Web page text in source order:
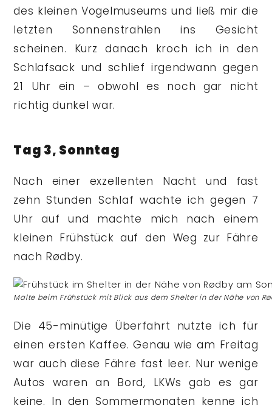
des kleinen Vogelmuseums und ließ mir die
letzten Sonnenstrahlen ins Gesicht
scheinen. Kurz danach kroch ich in den
Schlafsack und schlief irgendwann gegen
21 Uhr ein – obwohl es noch gar nicht
richtig dunkel war.
Tag 3, Sonntag
Nach einer exzellenten Nacht und fast
zehn Stunden Schlaf wachte ich gegen 7
Uhr auf und machte mich nach einem
kleinen Frühstück auf den Weg zur Fähre
nach Rødby.
Malte beim Frühstück mit Blick aus dem Shelter in der Nähe von
Die 45-minütige Überfahrt nutzte ich für
einen ersten Kaffee. Genau wie am Freitag
war auch diese Fähre fast leer. Nur wenige
Autos waren an Bord, LKWs gab es gar
keine. In den Sommermonaten kenne ich